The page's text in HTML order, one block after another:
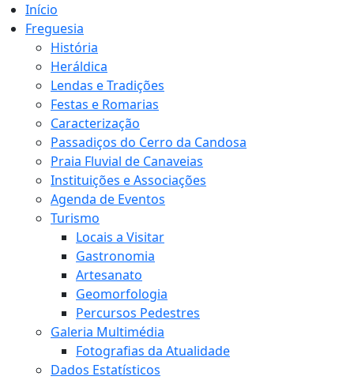
Início
Freguesia
História
Heráldica
Lendas e Tradições
Festas e Romarias
Caracterização
Passadiços do Cerro da Candosa
Praia Fluvial de Canaveias
Instituições e Associações
Agenda de Eventos
Turismo
Locais a Visitar
Gastronomia
Artesanato
Geomorfologia
Percursos Pedestres
Galeria Multimédia
Fotografias da Atualidade
Dados Estatísticos